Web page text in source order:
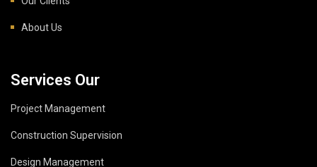
About Us
Services Our
Project Management
Construction Supervision
Design Management